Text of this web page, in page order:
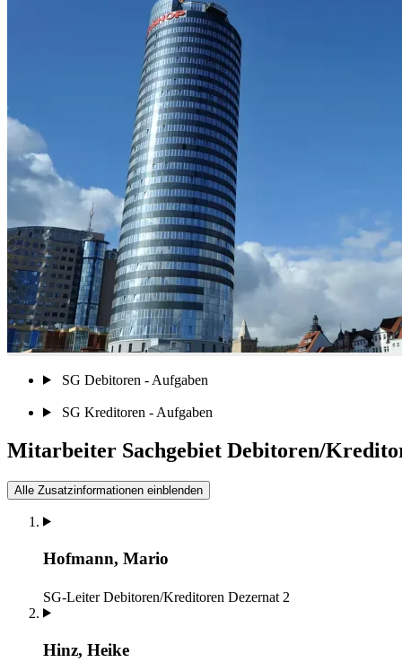
SG Debitoren - Aufgaben
SG Kreditoren - Aufgaben
Mitarbeiter Sachgebiet Debitoren/
Alle Zusatzinformationen einblenden
Hofmann, Mario
SG-Leiter Debitoren/Kreditoren Dezernat 2
Hinz, Heike